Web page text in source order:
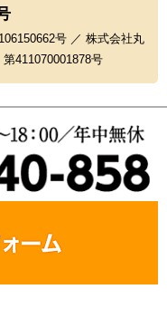
号 ／ 株式会社丸
411070001878号